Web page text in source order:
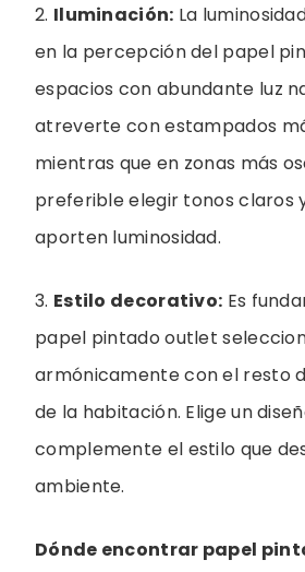
2. Iluminación: La
en la percepción del papel
espacios con abundante luz
atreverte con estampados
mientras que en zonas más
preferible elegir tonos claros
aporten luminosidad.
3. Estilo decorativo: Es
papel pintado outlet
armónicamente con el resto
de la habitación. Elige un
complemente el estilo que
ambiente.
Dónde encontrar papel